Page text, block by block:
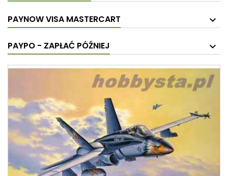
PAYNOW VISA MASTERCART
PAYPO - ZAPŁAĆ PÓŹNIEJ